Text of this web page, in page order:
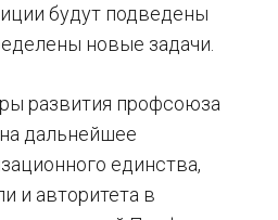
будут подведены
новые задачи.
развития профсоюза
дальнейшее
единства,
и авторитета в